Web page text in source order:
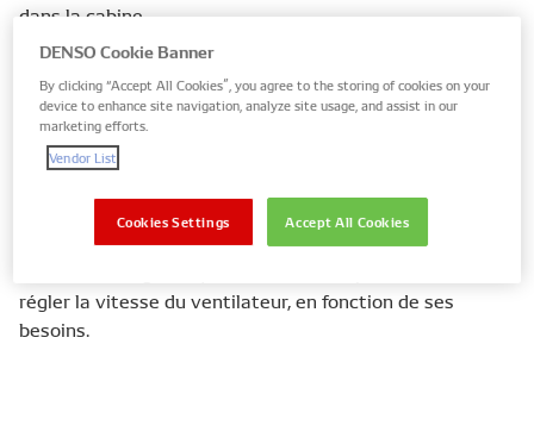
dans la cabine.
système de CVCA lui-même et aident à réguler le
mélange d’air chaud et d’air froid, en l’envoyant à la
position requise dans la cabine des passagers. Les
contrôler la température de l’air, elles contrôlent la
puissance du flux d’air via la vitesse du ventilateur de la
régler la vitesse du ventilateur, en fonction de ses
besoins.
DENSO Cookie Banner
By clicking “Accept All Cookies”, you agree to the storing of cookies on your
device to enhance site navigation, analyze site usage, and assist in our
marketing efforts.
Vendor List
Accept All Cookies
Cookies Settings